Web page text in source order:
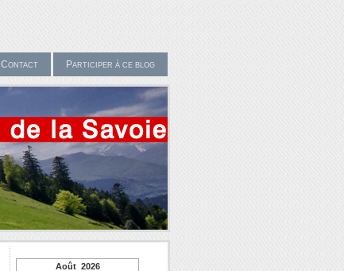
Contact Participer à ce blog
Août 2026